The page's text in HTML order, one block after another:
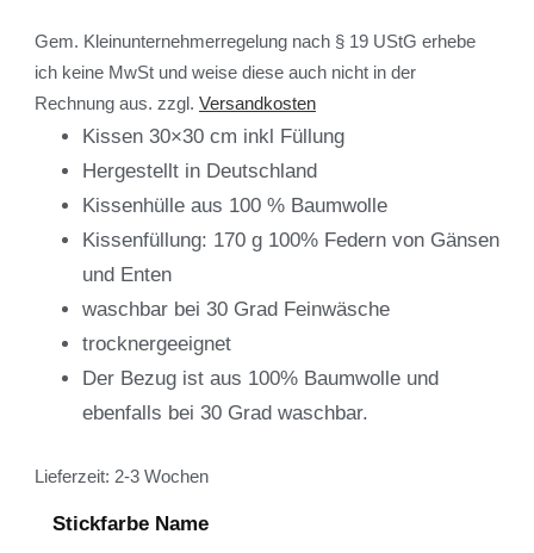
Gem. Kleinunternehmerregelung nach § 19 UStG erhebe
ich keine MwSt und weise diese auch nicht in der
Rechnung aus. zzgl. Versandkosten
Kissen 30×30 cm inkl Füllung
Hergestellt in Deutschland
Kissenhülle aus 100 % Baumwolle
Kissenfüllung: 170 g 100% Federn von Gänsen
und Enten
waschbar bei 30 Grad Feinwäsche
trocknergeeignet
Der Bezug ist aus 100% Baumwolle und
ebenfalls bei 30 Grad waschbar.
Lieferzeit: 2-3 Wochen
Stickfarbe Name